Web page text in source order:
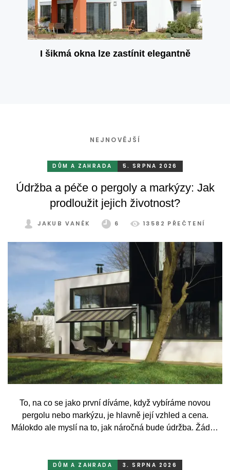
I šikmá okna lze zastínit elegantně
NEJNOVĚJŠÍ
DŮM A ZAHRADA 5. SRPNA 2026
Údržba a péče o pergoly a markýzy: Jak
prodloužit jejich životnost?
JAKUB VANĚK 6 13582 PŘEČTENÍ
To, na co se jako první díváme, když vybíráme novou
pergolu nebo markýzu, je hlavně její vzhled a cena.
Málokdo ale myslí na to, jak náročná bude údržba. Žádný
mrazu, ale také prachu a pylu, což se na něm dříve či
DŮM A ZAHRADA 3. SRPNA 2026